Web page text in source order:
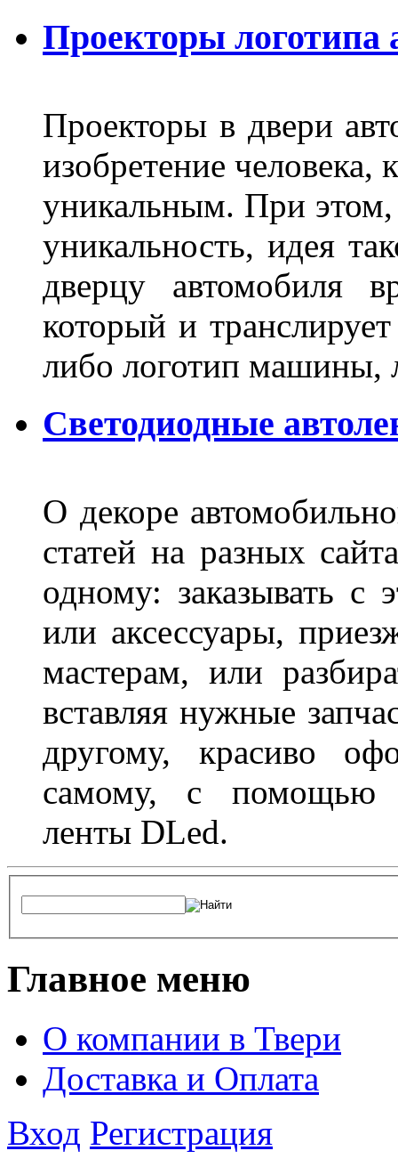
Проекторы логотипа
Проекторы в двери
изобретение человека,
уникальным. При этом,
уникальность, идея
дверцу автомобиля
который и
либо логотип машины,
Светодиодные
О декоре
статей на разных
одному: заказывать с
или аксессуары,
мастерам, или
вставляя нужные
другому, красиво
самому, с помощью
ленты DLed.
Главное меню
О компании в Твери
Доставка и Оплата
Вход Регистрация